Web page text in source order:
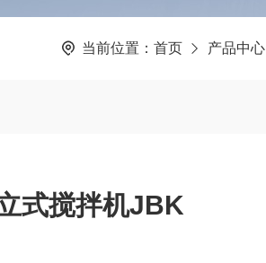
当前位置： 首页 产品中心
式搅拌机JBK